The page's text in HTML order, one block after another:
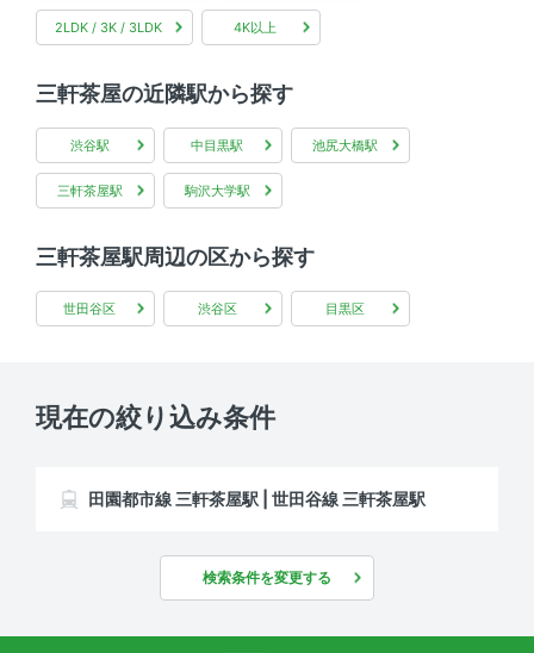
2LDK / 3K / 3LDK 4K以上
三軒茶屋の近隣駅から探す
渋谷駅 中目黒駅 池尻大橋駅
三軒茶屋駅 駒沢大学駅
三軒茶屋駅周辺の区から探す
世田谷区 渋谷区 目黒区
現在の絞り込み条件
田園都市線 三軒茶屋駅 | 世田谷線 三軒茶屋駅
検索条件を変更する